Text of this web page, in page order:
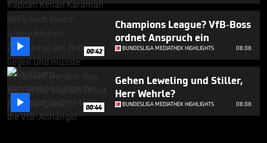
 00:42
Champions League? VfB-Boss
ordnet Anspruch ein
BUNDESLIGA MEDIATHEK HIGHLIGHTS 08.08.
 00:44
Gehen Leweling und Stiller,
Herr Wehrle?
BUNDESLIGA MEDIATHEK HIGHLIGHTS 08.08.